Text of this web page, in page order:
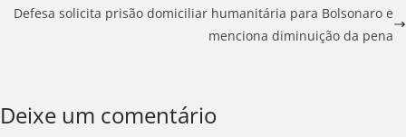
Defesa solicita prisão domiciliar humanitária para Bolsonaro e
menciona diminuição da pena
Deixe um comentário